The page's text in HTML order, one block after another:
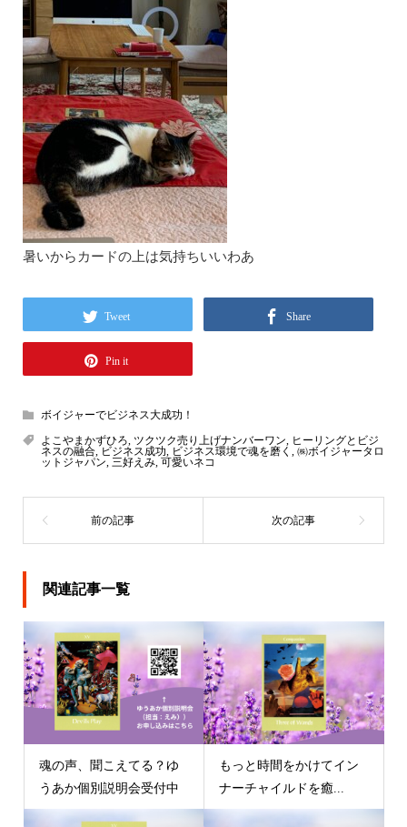
暑いからカードの上は気持ちいいわあ
Tweet Share
Pin it
ボイジャーでビジネス大成功！
よこやまかずひろ ツクツク売り上げナンバーワン
ヒーリングとビジ
ネスの融合, ビジネス成功 ビジネス環境で魂を磨く
㈱ボイジャータロ
ットジャパン 三好えみ, 可愛いネコ
関連記事一覧
魂の声、聞こえてる？ゆ
うあか個別説明会受付中
もっと時間をかけてイン
ナーチャイルドを癒...